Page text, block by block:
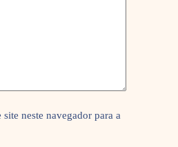
neste navegador para a